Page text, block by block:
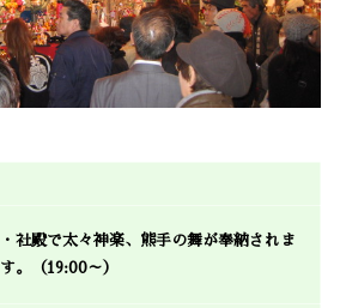
・社殿で太々神楽、熊手の舞が奉納されま
す。（19:00～）